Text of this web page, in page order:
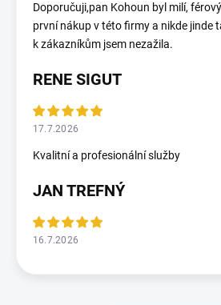
Doporučuji,pan Kohoun byl milí,
první nákup v této firmy a nikde jinde
k zákazníkům jsem nezažila.
RENE SIGUT
17.7.2026
Kvalitní a profesionální služby
JAN TREFNÝ
16.7.2026